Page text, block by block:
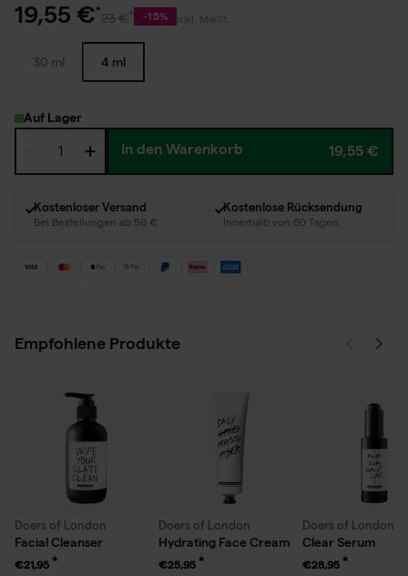
19,55 € 23 € -15% inkl. MwSt.
30 ml 4 ml
Auf Lager
In den Warenkorb 19,55 €
Kostenloser Versand
Bei Bestellungen ab 50 €
Kostenlose Rücksendung
Innerhalb von 60 Tagen.
Empfohlene Produkte
Doers of London
Facial Cleanser
€21,95
Doers of London
Hydrating Face Cream
€25,95
Doers of London
Clear Serum
€28,95